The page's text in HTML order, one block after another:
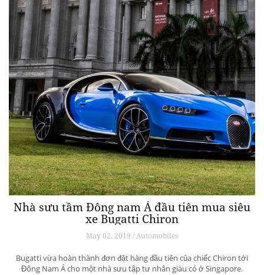
Nhà sưu tầm Đông nam Á đầu tiên mua siêu
xe Bugatti Chiron
May 02, 2019 / Automobiles
Bugatti vừa hoàn thành đơn đặt hàng đầu tiên của chiếc Chiron tới
Đông Nam Á cho một nhà sưu tập tư nhân giàu có ở Singapore.